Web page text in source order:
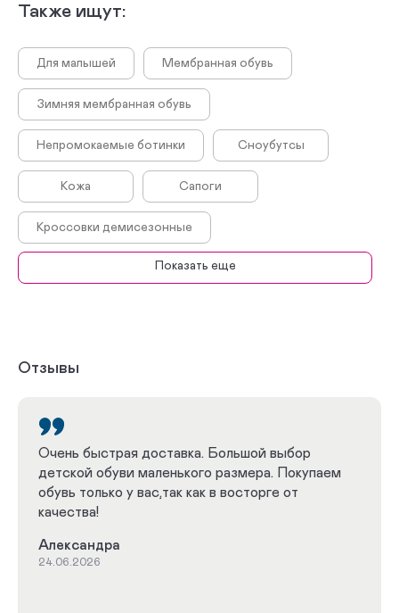
Также ищут:
Для малышей Мембранная обувь
Зимняя мембранная обувь
Непромокаемые ботинки Сноубутсы
Кожа Сапоги
Кроссовки демисезонные
Сапоги демисезонные
Летние ботинки
Демисезонные полусапоги
Демисезонные полуботинки
Зимние сноубутсы
Показать еще
Отзывы
Очень быстрая доставка. Большой выбор
детской обуви маленького размера. Покупаем
обувь только у вас,так как в восторге от
качества!
Александра
24.06.2026